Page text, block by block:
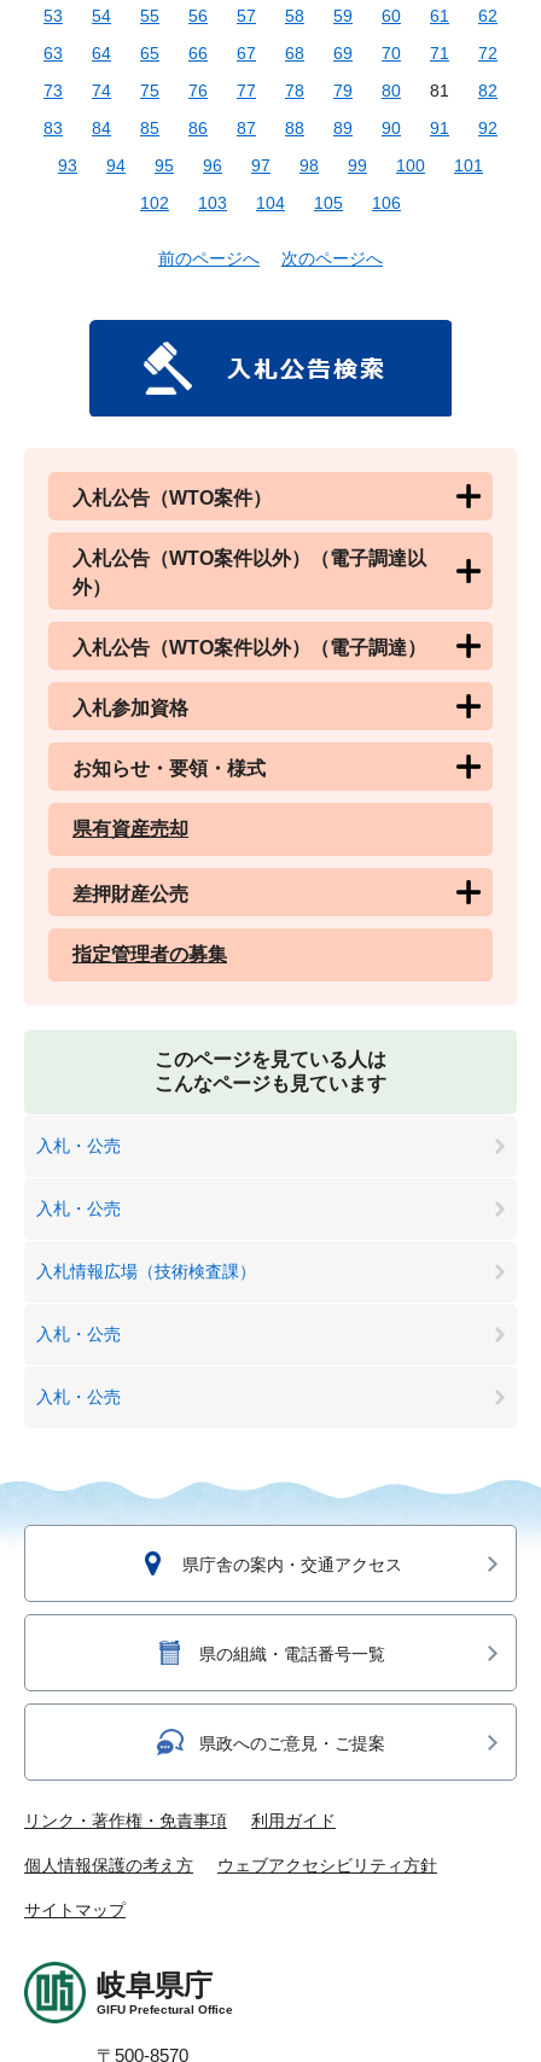
53
54 55 56 57 58 59 60 61
62
63
64 65 66 67 68 69 70 71
72
73
74 75 76 77 78 79 80 81
82
83
84 85 86 87 88 89 90 91
92
93
94 95 96 97 98 99 100
101
102
103 104 105 106
前のページへ 次のページへ
入札公告（WTO案件）
入札公告（WTO案件以外）（電子調達以
外）
入札公告（WTO案件以外）（電子調達）
入札参加資格
お知らせ・要領・様式
県有資産売却
差押財産公売
指定管理者の募集
このページを見ている人は
こんなページも見ています
入札・公売
入札・公売
入札情報広場（技術検査課）
入札・公売
入札・公売
県庁舎の案内・交通アクセス
県の組織・電話番号一覧
県政へのご意見・ご提案
リンク・著作権・免責事項 利用ガイド
個人情報保護の考え方 ウェブアクセシビリティ方針
サイトマップ
岐阜県庁
GIFU Prefectural Office
〒500-8570